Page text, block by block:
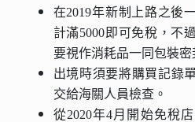
在2019年新制上路之後
計滿5000即可免稅，不
要視作消耗品一同包裝密
出境時須要將購買記錄
交給海關人員檢查。
從2020年4月開始免稅